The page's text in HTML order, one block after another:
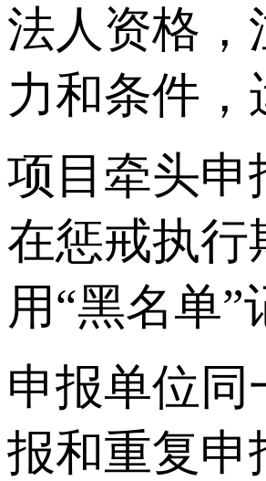
法人资格，
力和条件
项目牵头申
在惩戒执行
用“黑名单”
申报单位
报和重复申